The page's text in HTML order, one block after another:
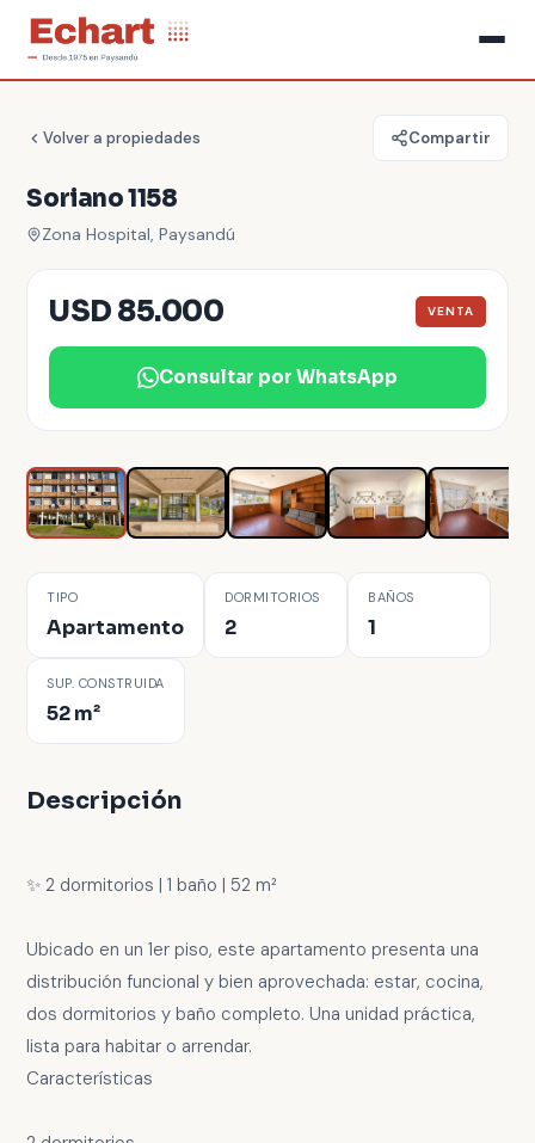
Volver a propiedades Compartir
Soriano 1158
Zona Hospital, Paysandú
USD 85.000 VENTA
Consultar por WhatsApp
TIPO
Apartamento
DORMITORIOS
2
BAÑOS
1
SUP. CONSTRUIDA
52 m²
Descripción
✨ 2 dormitorios | 1 baño | 52 m²
Ubicado en un 1er piso, este apartamento presenta una
distribución funcional y bien aprovechada: estar, cocina,
dos dormitorios y baño completo. Una unidad práctica,
lista para habitar o arrendar.
Características